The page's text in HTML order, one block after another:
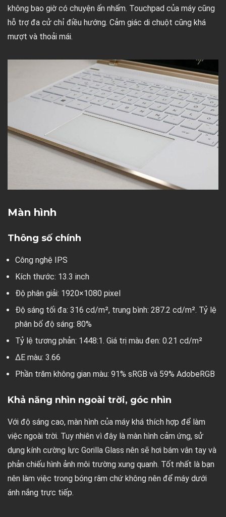
không bao giờ có chuyện ấn nhấm. Touchpad của máy cũng
hỗ trợ đa cử chỉ điều hướng. Cảm giác di chuột cũng khá
mượt và thoải mái.
Màn hình
Thông số chính
Công nghệ IPS
Kích thước: 13.3 inch
Độ phân giải: 1920×1080 pixel
Độ sáng tối đa: 316 cd/m², trung bình: 287.2 cd/m². Tỷ lệ
phân bố độ sáng: 80%
Tỷ lệ tương phản: 1448:1. Giá trị màu đen: 0.21 cd/m²
ΔE màu: 3.66
Phần trăm không gian màu: 91% sRGB và 59% AdobeRGB
Khả năng nhìn ngoài trời, góc nhìn
Với độ sáng cao, màn hình của máy khá thích hợp để làm
việc ngoài trời. Tuy nhiên vì đây là màn hình cảm ứng, sử
dụng kính cường lực Gorilla Glass nên sẽ hơi bám vân tay và
phản chiếu hình ảnh môi trường xung quanh. Tốt nhất là bạn
nên làm việc trong bóng râm chứ không nên để máy dưới
ánh nắng trực tiếp.